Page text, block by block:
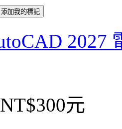
NT$300元